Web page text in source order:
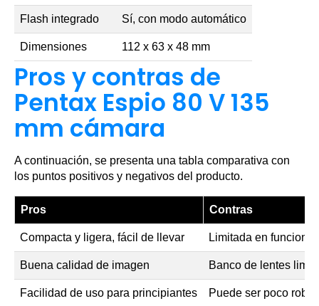
Flash integrado Sí, con modo automático
Dimensiones 112 x 63 x 48 mm
Pros y contras de
Pentax Espio 80 V 135
mm cámara
A continuación, se presenta una tabla comparativa con
los puntos positivos y negativos del producto.
Pros Contras
Compacta y ligera, fácil de llevar Limitada en
Buena calidad de imagen Banco de lentes
Facilidad de uso para principiantes Puede ser poco